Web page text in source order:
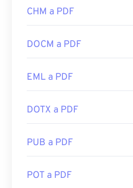
CHM a PDF
DOCM a PDF
EML a PDF
DOTX a PDF
PUB a PDF
POT a PDF